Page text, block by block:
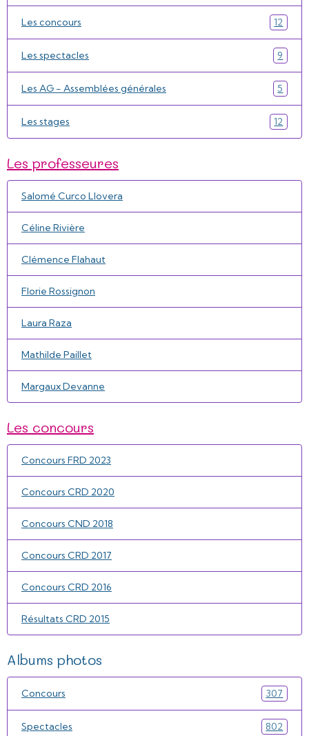
Les concours 12
Les spectacles 9
Les AG - Assemblées générales 5
Les stages 12
Les professeures
Salomé Curco Llovera
Céline Rivière
Clémence Flahaut
Florie Rossignon
Laura Raza
Mathilde Paillet
Margaux Devanne
Les concours
Concours FRD 2023
Concours CRD 2020
Concours CND 2018
Concours CRD 2017
Concours CRD 2016
Résultats CRD 2015
Albums photos
Concours 307
Spectacles 802